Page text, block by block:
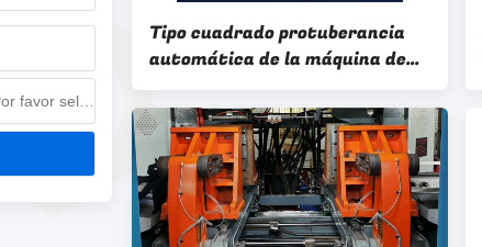
Tipo cuadrado protuberancia
automática de la máquina de
moldear U de la botella del
HDPE de 5l